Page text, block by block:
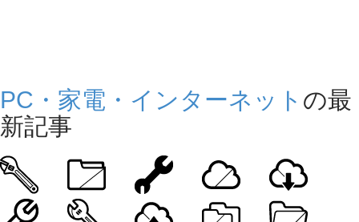
PC・家電・インターネット の最
新記事